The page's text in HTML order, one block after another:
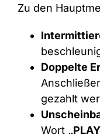
Zu den
Doppelte
gezahlt
Wort